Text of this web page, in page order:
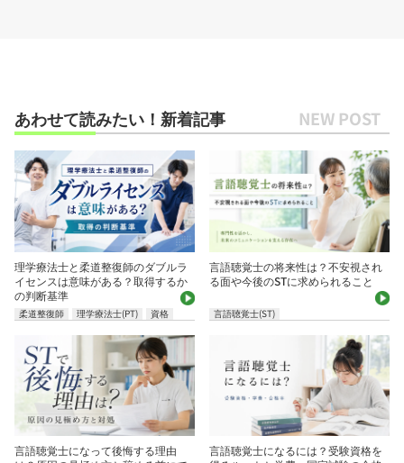
あわせて読みたい！新着記事
理学療法士と柔道整復師のダブルラ
イセンスは意味がある？取得するか
の判断基準
柔道整復師 理学療法士(PT) 資格
言語聴覚士の将来性は？不安視され
る面や今後のSTに求められること
言語聴覚士(ST)
言語聴覚士になって後悔する理由
言語聴覚士になるには？受験資格を